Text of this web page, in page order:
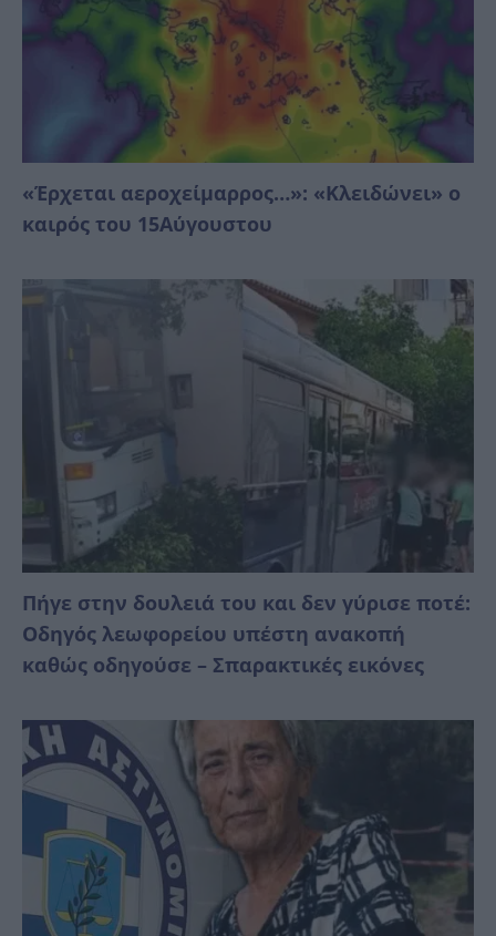
«Έρχεται αεροχείμαρρος…»: «Κλειδώνει» ο
καιρός του 15Αύγουστου
Πήγε στην δουλειά του και δεν γύρισε ποτέ:
Οδηγός λεωφορείου υπέστη ανακοπή
καθώς οδηγούσε – Σπαρακτικές εικόνες